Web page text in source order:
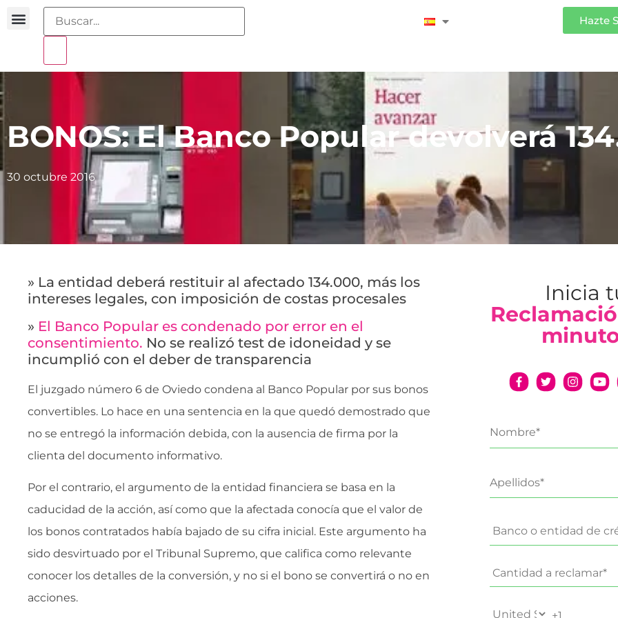
Hazte
BONOS: El Banco Popular devolverá
30 octubre 2016
» La entidad deberá restituir al afectado 134.000, más los
intereses legales, con imposición de costas procesales
» El Banco Popular es condenado por error en el
consentimiento. No se realizó test de idoneidad y se
incumplió con el deber de transparencia
El juzgado número 6 de Oviedo condena al Banco Popular por sus bonos
convertibles. Lo hace en una sentencia en la que quedó demostrado que
no se entregó la información debida, con la ausencia de firma por la
clienta del documento informativo.
Por el contrario, el argumento de la entidad financiera se basa en la
caducidad de la acción, así como que la afectada conocía que el valor de
los bonos contratados había bajado de su cifra inicial. Este argumento ha
sido desvirtuado por el Tribunal Supremo, que califica como relevante
conocer los detalles de la conversión, y no si el bono se convertirá o no en
acciones.
Inicia